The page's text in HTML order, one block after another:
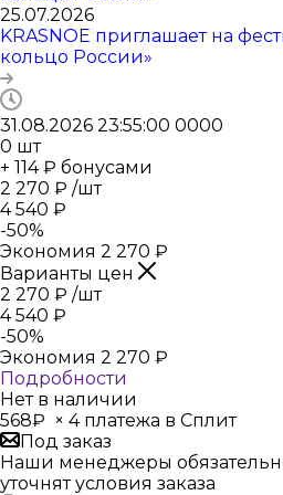
25.07.2026
KRASNOE приглашает на
кольцо России»
31.08.2026 23:55:00 0000
0 шт
+ 114 ₽ бонусами
2 270 ₽ /шт
4 540 ₽
-50%
Экономия 2 270 ₽
Варианты цен
2 270 ₽ /шт
4 540 ₽
-50%
Экономия 2 270 ₽
Подробности
Нет в наличии
568₽ × 4 платежа в Сплит
Под заказ
Наши менеджеры
уточнят условия заказа